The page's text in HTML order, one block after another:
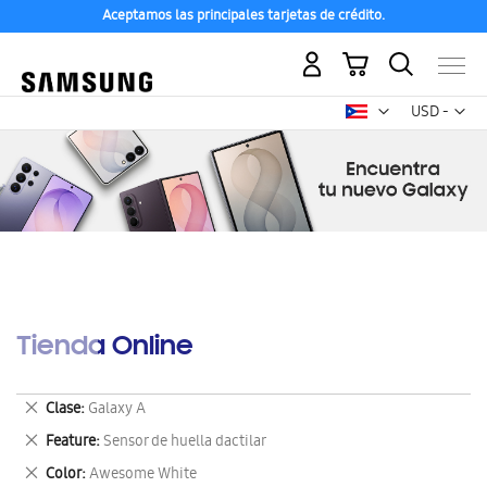
Aceptamos las principales tarjetas de crédito.
USD -
dólar
Mi carrito
Tienda Online
Clase Galaxy A
Eliminar
este
artículo
Feature Sensor de huella dactilar
Eliminar
este
Color Awesome White
Eliminar